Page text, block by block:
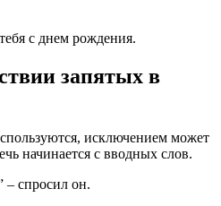
с днем рождения.
запятых в
исключением может
начинается с вводных слов.
– спросил он.